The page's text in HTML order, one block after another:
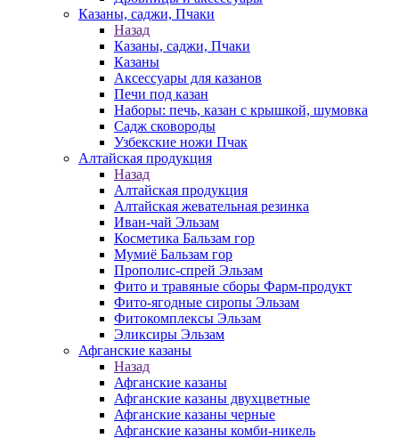
Казаны, саджи, Пчаки
Назад
Казаны, саджи, Пчаки
Казаны
Аксессуары для казанов
Печи под казан
Наборы: печь, казан с крышкой, шумовка
Садж сковороды
Узбекские ножи Пчак
Алтайская продукция
Назад
Алтайская продукция
Алтайская жевательная резинка
Иван-чай Эльзам
Косметика Бальзам гор
Мумиё Бальзам гор
Прополис-спрей Эльзам
Фито и травяные сборы Фарм-продукт
Фито-ягодные сиропы Эльзам
Фитокомплексы Эльзам
Эликсиры Эльзам
Афганские казаны
Назад
Афганские казаны
Афганские казаны двухцветные
Афганские казаны черные
Афганские казаны комби-никель